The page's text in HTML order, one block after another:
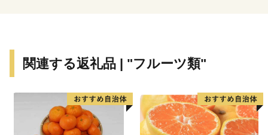
関連する返礼品 | "フルーツ類"